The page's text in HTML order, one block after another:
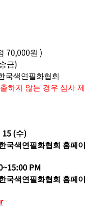
70,000원 )
금)
국색연필화협회
하지 않는 경우 심사 제
15 (수)
국색연필화협회 홈페이
PM
국색연필화협회 홈페이